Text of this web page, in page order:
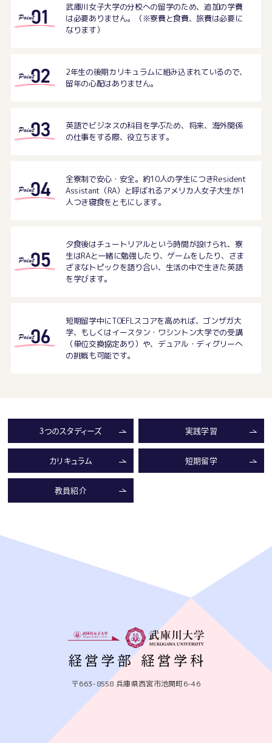
武庫川女子大学の分校への留学のため、追加の学費
は必要ありません。
（※寮費と食費、旅費は必要に
なります）
2年生の後期カリキュラムに組み込まれているので、
留年の心配はありません。
英語でビジネスの科目を学ぶため、将来、海外関係
の仕事をする際、役立ちます。
全寮制で安心・安全。約10人の学生につきResident
Assistant（RA）と呼ばれるアメリカ人女子大生が1
人つき寝食をともにします。
夕食後はチュートリアルという時間が設けられ、寮
生はRAと一緒に勉強したり、ゲームをしたり、さま
ざまなトピックを語り合い、生活の中で生きた英語
を学びます。
短期留学中にTOEFLスコアを高めれば、ゴンザガ大
学、もしくはイースタン・ワシントン大学での受講
（単位交換協定あり）や、デュアル・ディグリーへ
の挑戦も可能です。
3つのスタディーズ 実践学習
カリキュラム 短期留学
教員紹介
〒663-8558 兵庫県西宮市池開町6-46